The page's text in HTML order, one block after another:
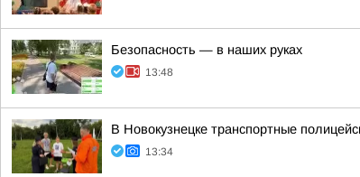
Безопасность — в наших руках
13:48
В Новокузнецке транспортные
13:34